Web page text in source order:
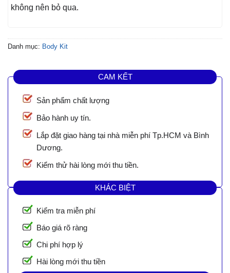
không nên bỏ qua.
Danh mục: Body Kit
CAM KẾT
Sản phẩm chất lượng
Bảo hành uy tín.
Lắp đặt giao hàng tại nhà miễn phí Tp.HCM và Bình
Dương.
Kiểm thử hài lòng mới thu tiền.
KHÁC BIỆT
Kiểm tra miễn phí
Báo giá rõ ràng
Chi phí hợp lý
Hài lòng mới thu tiền